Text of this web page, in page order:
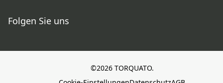
Folgen Sie uns
©2026 TORQUATO.